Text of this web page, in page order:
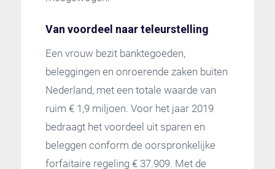
Van voordeel naar teleurstelling
Een vrouw bezit banktegoeden,
beleggingen en onroerende zaken buiten
Nederland, met een totale waarde van
ruim € 1,9 miljoen. Voor het jaar 2019
bedraagt het voordeel uit sparen en
beleggen conform de oorspronkelijke
forfaitaire regeling € 37.909. Met de